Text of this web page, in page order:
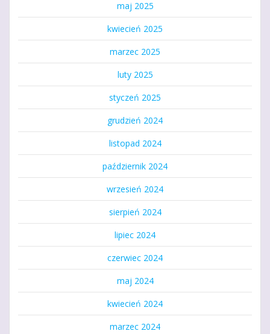
maj 2025
kwiecień 2025
marzec 2025
luty 2025
styczeń 2025
grudzień 2024
listopad 2024
październik 2024
wrzesień 2024
sierpień 2024
lipiec 2024
czerwiec 2024
maj 2024
kwiecień 2024
marzec 2024